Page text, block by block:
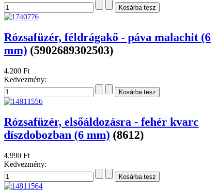
Rózsafüzér, féldrágakő - páva malachit (6
mm) (5902689302503)
4.200 Ft
Kedvezmény:
Rózsafüzér, elsőáldozásra - fehér kvarc
díszdobozban (6 mm) (8612)
4.990 Ft
Kedvezmény: